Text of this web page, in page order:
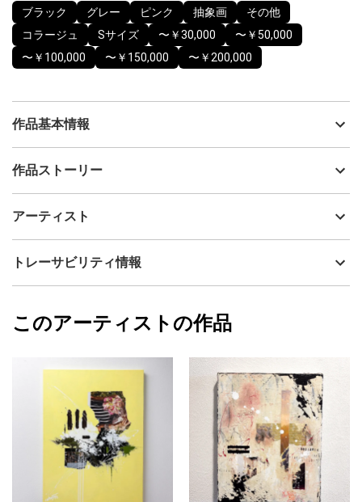
ブラック グレー ピンク 抽象画
その他
コラージュ
Sサイズ 〜￥30,000
〜￥50,000
〜￥100,000
〜￥150,000 〜￥200,000
作品基本情報
出品者
制作年
コラージュ
カラー
ブラック
抽象画
配送目安
二週間以内
作品ストーリー
シリーズで、作品タイトルは制作された順番の番号になっていま
物質を細かく分けていくと、最後にはとても小さな粒に行き着
その振動がどんな振動かによって、何の物質として存在するのか
が決まります。
同じだと考え、自分の個性として振動を表現しました。
アーティスト
Hayato Teraguchi
フォローする
トレーサビリティ情報
Hayato Teraguchi
このアーティストの作品